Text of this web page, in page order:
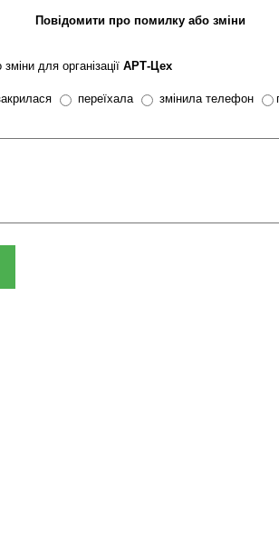
Повідомити про помилку або зміни
для організації АРТ-Цех
переїхала змінила телефон